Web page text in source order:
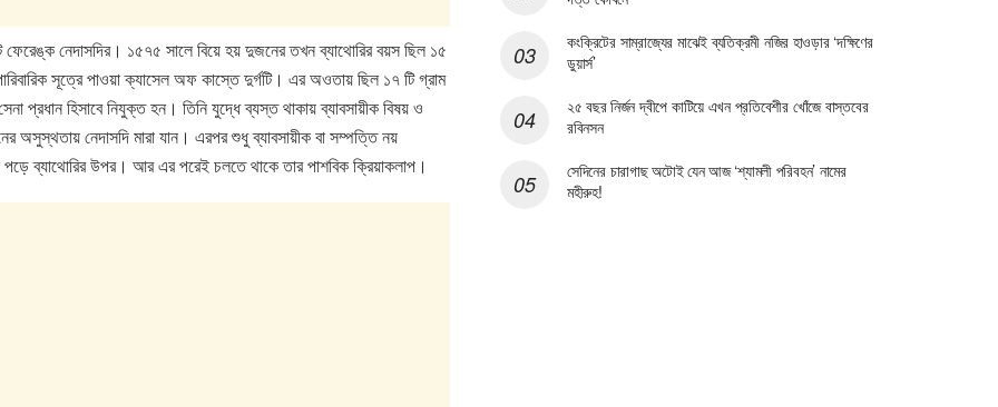
ফেরেঙ্ক নেদাসদির। ১৫৭৫ সালে বিয়ে হয় দুজনের তখন ব্যাথোরির বয়স ছিল ১৫
সূত্রে পাওয়া ক্যাসেল অফ কাস্তে দুর্গটি। এর অওতায় ছিল ১৭ টি গ্রাম
প্রধান হিসাবে নিযুক্ত হন। তিনি যুদ্ধে ব্যস্ত থাকায় ব্যাবসায়ীক বিষয় ও
অসুস্থতায় নেদাসদি মারা যান। এরপর শুধু ব্যাবসায়ীক বা সম্পত্তি নয়
পড়ে ব্যাথোরির উপর। আর এর পরেই চলতে থাকে তার পাশবিক ক্রিয়াকলাপ।
কংক্রিটের সাম্রাজ্যের মাঝেই ব্যতিক্রমী নজির হাওড়ার ‘দক্ষিণের
ডুয়ার্স’
২৫ বছর নির্জন দ্বীপে কাটিয়ে এখন প্রতিবেশীর খোঁজে বাস্তবের
রবিনসন
সেদিনের চারাগাছ অটোই যেন আজ ‘শ্যামলী পরিবহন’ নামের
মহীরুহ!